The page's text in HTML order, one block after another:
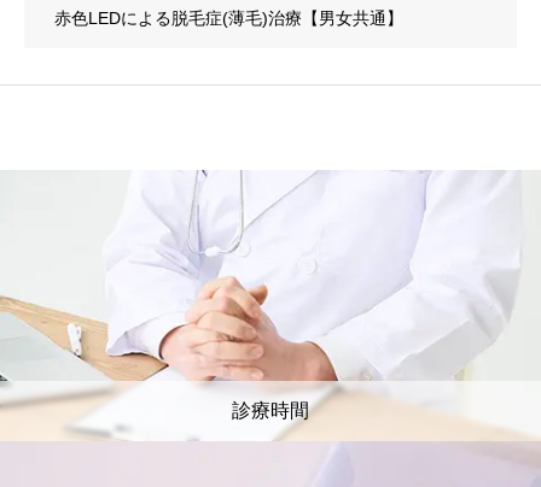
赤色LEDによる脱毛症(薄毛)治療【男女共通】
診療時間